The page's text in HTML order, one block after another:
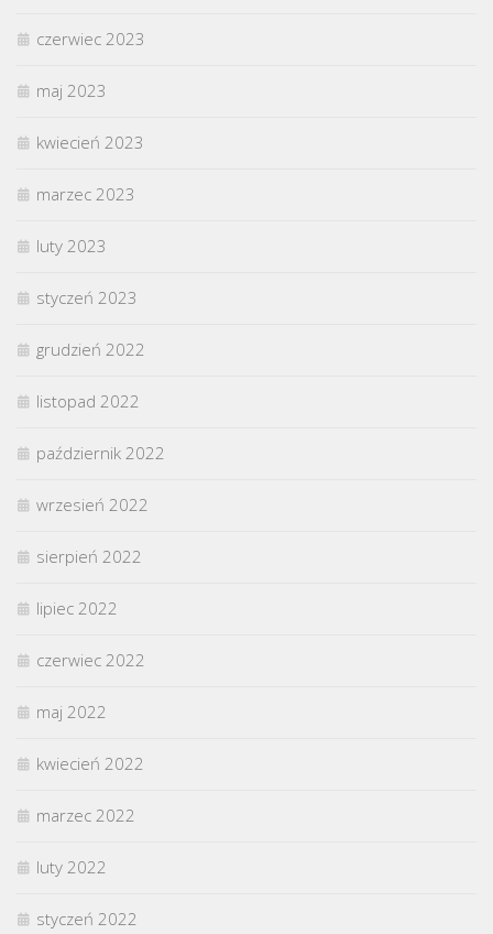
czerwiec 2023
maj 2023
kwiecień 2023
marzec 2023
luty 2023
styczeń 2023
grudzień 2022
listopad 2022
październik 2022
wrzesień 2022
sierpień 2022
lipiec 2022
czerwiec 2022
maj 2022
kwiecień 2022
marzec 2022
luty 2022
styczeń 2022